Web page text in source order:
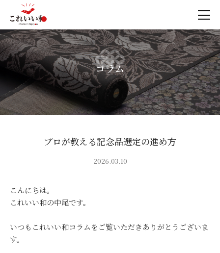
コラム
プロが教える記念品選定の進め方
2026.03.10
こんにちは。
これいい和の中尾です。
いつもこれいい和コラムをご覧いただきありがとうございま
す。